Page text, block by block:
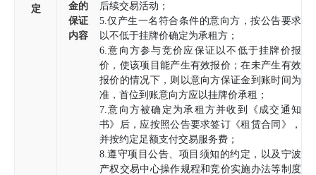
定
金的
保证
内容
后续交易活动；
5.仅产生一名符合条件的意向方，按公告要求
以不低于挂牌价确定为承租方；
6.意向方参与竞价应保证以不低于挂牌价报
价，使该项目能产生有效报价；在未产生有效
报价的情况下，则以意向方保证金到账时间为
准，首位到账意向方应以挂牌价承租；
7.意向方被确定为承租方并收到《成交通知
书》后，应按照公告要求签订《租赁合同》，
并按约定足额支付交易服务费；
8.遵守项目公告、项目须知的约定，以及宁波
产权交易中心操作规程和竞价实施办法等制度